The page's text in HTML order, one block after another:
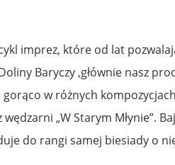
imprez, które od lat
Baryczy ,głównie nasz
w różnych
„W Starym Młynie”.
do rangi samej biesiady o